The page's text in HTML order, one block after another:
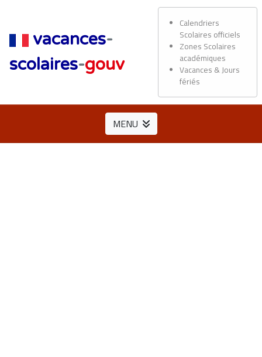
vacances-
scolaires-gouv
Calendriers
Scolaires officiels
Zones Scolaires
académiques
Vacances & Jours
fériés
MENU